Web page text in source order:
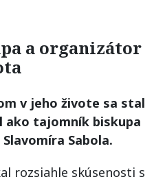
a organizátor
v jeho živote sa stal
ako tajomník biskupa
Sabola.
rozsiahle skúsenosti s